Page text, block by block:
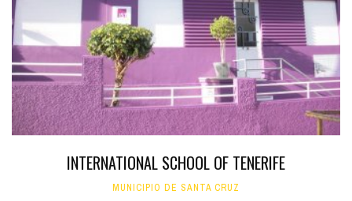
INTERNATIONAL SCHOOL OF TENERIFE
MUNICIPIO DE SANTA CRUZ